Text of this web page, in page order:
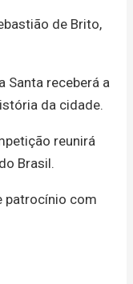
de Brito,
Santa receberá a
da cidade.
reunirá
Brasil.
patrocínio com